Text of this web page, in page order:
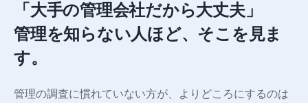
「大手の管理会社だから大丈夫」
管理を知らない人ほど、そこを見ま
す。
管理の調査に慣れていない方が、よりどころにするのは